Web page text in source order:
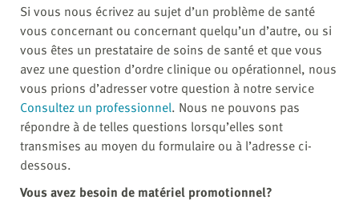
Si vous nous écrivez au sujet d’un problème de santé
vous concernant ou concernant quelqu’un d’autre, ou si
vous êtes un prestataire de soins de santé et que vous
avez une question d’ordre clinique ou opérationnel, nous
vous prions d’adresser votre question à notre service
Consultez un professionnel. Nous ne pouvons pas
répondre à de telles questions lorsqu’elles sont
transmises au moyen du formulaire ou à l’adresse ci-
dessous.
Vous avez besoin de matériel promotionnel?